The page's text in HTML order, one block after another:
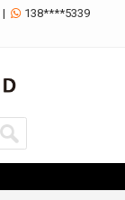
|  138****5339